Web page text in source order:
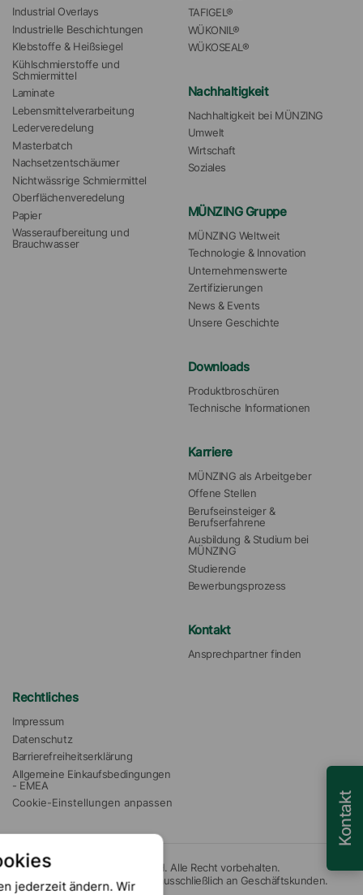
Industrial Overlays
Industrielle Beschichtungen
Klebstoffe & Heißsiegel
Kühlschmierstoffe und
Schmiermittel
Laminate
Lebensmittelverarbeitung
Lederveredelung
Masterbatch
Nachsetzentschäumer
Nichtwässrige Schmiermittel
Oberflächenveredelung
Papier
Wasseraufbereitung und
Brauchwasser
TAFIGEL®
WÜKONIL®
WÜKOSEAL®
Nachhaltigkeit
Nachhaltigkeit bei MÜNZING
Umwelt
Wirtschaft
Soziales
MÜNZING Gruppe
MÜNZING Weltweit
Technologie & Innovation
Unternehmenswerte
Zertifizierungen
News & Events
Unsere Geschichte
Downloads
Produktbroschüren
Technische Informationen
Karriere
MÜNZING als Arbeitgeber
Offene Stellen
Berufseinsteiger &
Berufserfahrene
Ausbildung & Studium bei
MÜNZING
Studierende
Bewerbungsprozess
Kontakt
Ansprechpartner finden
Rechtliches
Impressum
Datenschutz
Barrierefreiheitserklärung
Allgemeine Einkaufsbedingungen
- EMEA
Cookie-Einstellungen anpassen
© 2026 Münzing Chemie GmbH. Alle Recht vorbehalten.
Unsere Angebote richten sich ausschließlich an Geschäftskunden.
Kontakt
jederzeit ändern. Wir